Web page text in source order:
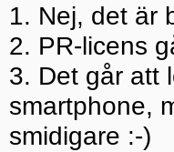
1. Nej, det är
2. PR-licens
3. Det går att
smartphone,
smidigare :-)